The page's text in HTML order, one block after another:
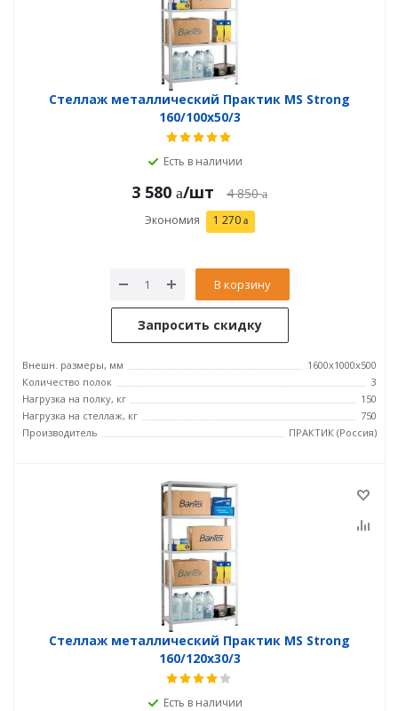
Стеллаж металлический Практик MS Strong
160/100x50/3
Есть в наличии
3 580 /шт 4 850
Экономия 1 270
В корзину
Запросить скидку
Внешн. размеры, мм
1600x1000x500
Количество полок
3
Нагрузка на полку, кг
150
Нагрузка на стеллаж, кг
750
Производитель
ПРАКТИК (Россия)
Стеллаж металлический Практик MS Strong
160/120x30/3
Есть в наличии